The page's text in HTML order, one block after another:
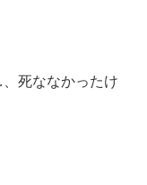
死ななかったけ